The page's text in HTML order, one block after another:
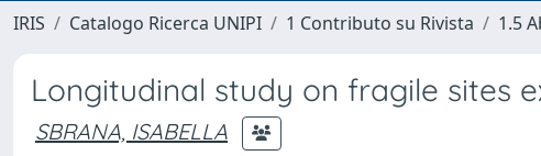
IRIS Catalogo Ricerca UNIPI 1 Contributo su Rivista 1.5
Longitudinal study on fragile sites
SBRANA, ISABELLA